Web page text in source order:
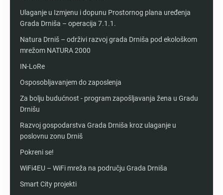
Ulaganje u Izmjenu i dopunu Prostornog plana uređenja
Grada Drniša – operacija 7.1.1.
Natura Drniš – održivi razvoj grada Drniša pod ekološkom
mrežom NATURA 2000
IN-LoRe
Osposobljavanjem do zaposlenja
Za bolju budućnost - program zapošljavanja žena u Gradu
Drnišu
Razvoj gospodarstva Grada Drniša kroz ulaganje u
poslovnu zonu Drniš
Pokreni se!
WiFi4EU – WiFi mreža na području Grada Drniša
Smart City projekti